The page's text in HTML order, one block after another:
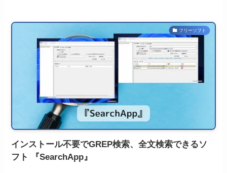
フリーソフト
インストール不要でGREP検索、全文検索できるソ
フト 『SearchApp』